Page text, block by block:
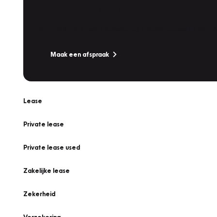
Maak een afspraak
Lease
Private lease
Private lease used
Zakelijke lease
Zekerheid